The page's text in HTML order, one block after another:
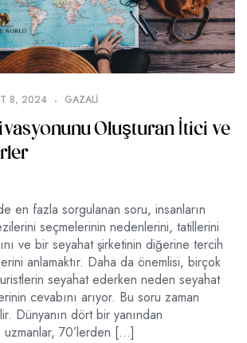
8, 2024 GAZALI
Oluşturan İtici ve
en fazla sorgulanan soru, insanların
seçmelerinin nedenlerini, tatillerini
ve bir seyahat şirketinin diğerine tercih
anlamaktır. Daha da önemlisi, birçok
seyahat ederken neden seyahat
cevabını arıyor. Bu soru zaman
Dünyanın dört bir yanından
uzmanlar, 70’lerden […]